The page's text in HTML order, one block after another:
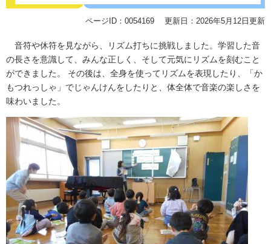
ページID：0054169 更新日：2026年5月12日更新
音符や休符を見ながら、リズム打ちに挑戦しました。学習した音
の長さを意識して、みんな正しく、そして元気にリズムを刻むこと
ができました。 その後は、全身を使ってリズムを表現したり、「か
もつれっしゃ」でじゃんけんをしたりと、体全体で音楽の楽しさを
味わいました。